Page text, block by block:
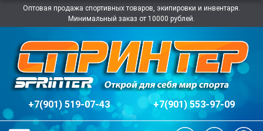
Оптовая продажа спортивных товаров, экипировки и инвентаря.
Минимальный заказ от 10000 рублей.
+7(901) 519-07-43 +7(901) 553-97-09